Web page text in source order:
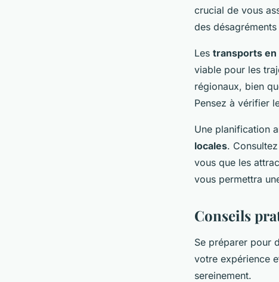
crucial de vous
des
Les transports en
viable pour les
régionaux, bien
Pensez à vérifier
Une planification
locales.
vous que les
vous permettra
Conseils
Se préparer pour
votre expérience
sereinement.